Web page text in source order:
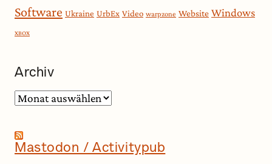
Software Ukraine UrbEx Video warpzone Website Windows
XBOX
Archiv
Archiv
Mastodon / Activitypub